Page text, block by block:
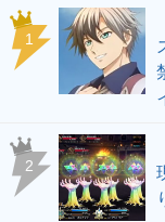
1
2